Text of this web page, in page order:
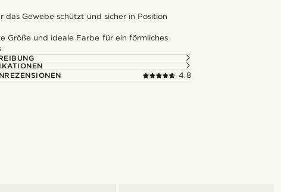
das Gewebe schützt und sicher in Position
Größe und ideale Farbe für ein förmliches
4.8